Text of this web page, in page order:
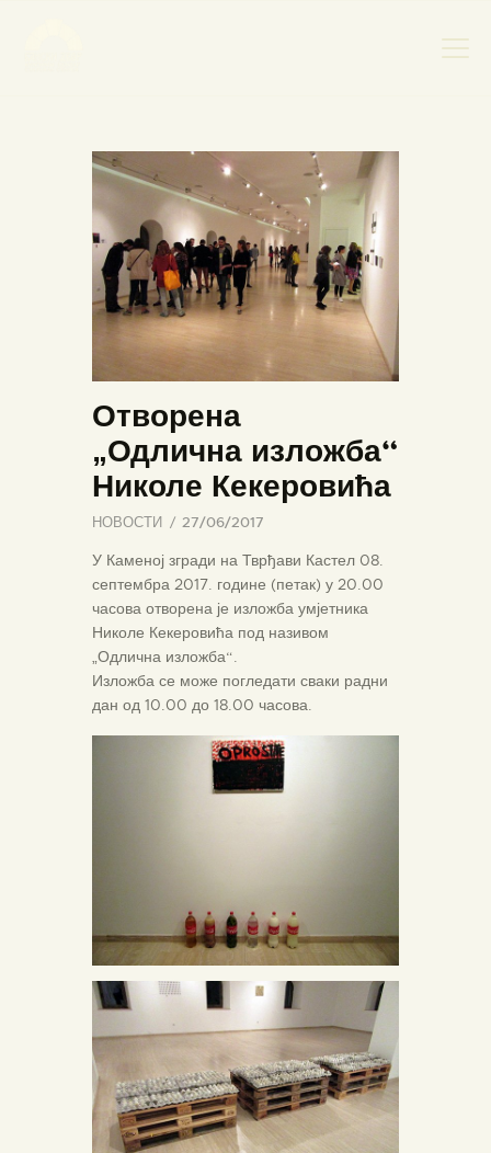
НАСЛОВНА
НОВОСТИ
НАЈАВА ДОГАЂАЈА
БАНСКИ ДВОР
ФОТОГРАФИЈЕ
ВИДЕО
КОНТАКТ
Отворена
„Одлична изложба“
Николе Кекеровића
НОВОСТИ 27/06/2017
У Каменој згради на Тврђави Кастел 08.
септембра 2017. године (петак) у 20.00
часова отворена је изложба умјетника
Николе Кекеровића под називом
„Одлична изложба“.
Изложба се може погледати сваки радни
дан од 10.00 до 18.00 часова.